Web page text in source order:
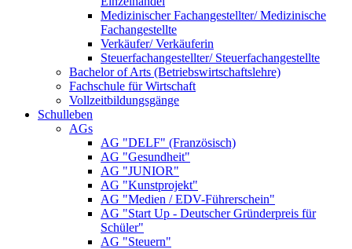
Medizinischer Fachangestellter/ Medizinische
Fachangestellte
Verkäufer/ Verkäuferin
Steuerfachangestellter/ Steuerfachangestellte
Bachelor of Arts (Betriebswirtschaftslehre)
Fachschule für Wirtschaft
Vollzeitbildungsgänge
Schulleben
AGs
AG "DELF" (Französisch)
AG "Gesundheit"
AG "JUNIOR"
AG "Kunstprojekt"
AG "Medien / EDV-Führerschein"
AG "Start Up - Deutscher Gründerpreis für
Schüler"
AG "Steuern"